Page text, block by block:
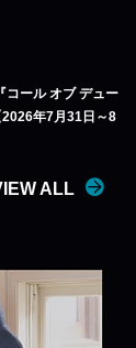
ール オブ デュー
年7月31日～8
ALL